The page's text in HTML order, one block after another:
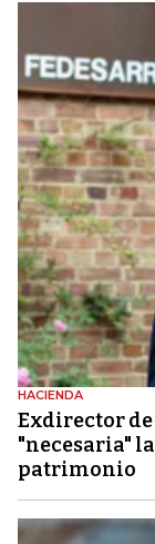
HACIENDA
Exdirector
"necesaria"
patrimonio